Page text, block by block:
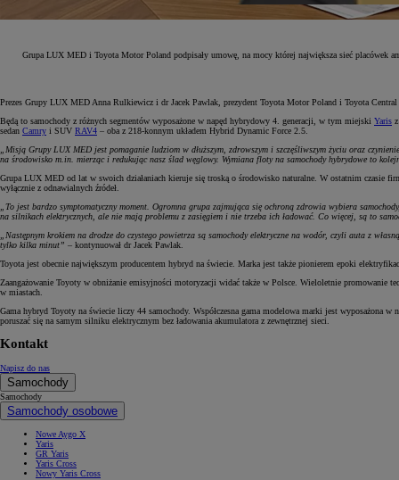
Grupa LUX MED i Toyota Motor Poland podpisały umowę, na mocy której największa sieć placówek
Prezes Grupy LUX MED Anna Rulkiewicz i dr Jacek Pawlak, prezydent Toyota Motor Poland i Toyota
Będą to samochody z różnych segmentów wyposażone w napęd hybrydowy 4. generacji, w tym miejski Yaris
sedan Camry i SUV RAV4 – oba z 218-konnym układem Hybrid Dynamic Force 2.5.
„Misją Grupy LUX MED jest pomaganie ludziom w dłuższym, zdrowszym i szczęśliwszym życiu oraz
na środowisko m.in. mierząc i redukując nasz ślad węglowy. Wymiana floty na samochody hybrydowe to
Grupa LUX MED od lat w swoich działaniach kieruje się troską o środowisko naturalne. W ostatnim czasie
wyłącznie z odnawialnych źródeł.
„To jest bardzo symptomatyczny moment. Ogromna grupa zajmująca się ochroną zdrowia wybiera
na silnikach elektrycznych, ale nie mają problemu z zasięgiem i nie trzeba ich ładować. Co więcej, są to
„Następnym krokiem na drodze do czystego powietrza są samochody elektryczne na wodór, czyli auta z
tylko kilka minut” – kontynuował dr Jacek Pawlak.
Toyota jest obecnie największym producentem hybryd na świecie. Marka jest także pionierem epoki
Zaangażowanie Toyoty w obniżanie emisyjności motoryzacji widać także w Polsce. Wieloletnie promowanie
w miastach.
Gama hybryd Toyoty na świecie liczy 44 samochody. Współczesna gama modelowa marki jest wyposażona
poruszać się na samym silniku elektrycznym bez ładowania akumulatora z zewnętrznej sieci.
Kontakt
Napisz do nas
Samochody
Samochody
Samochody osobowe
Nowe Aygo X
Yaris
GR Yaris
Yaris Cross
Nowy Yaris Cross